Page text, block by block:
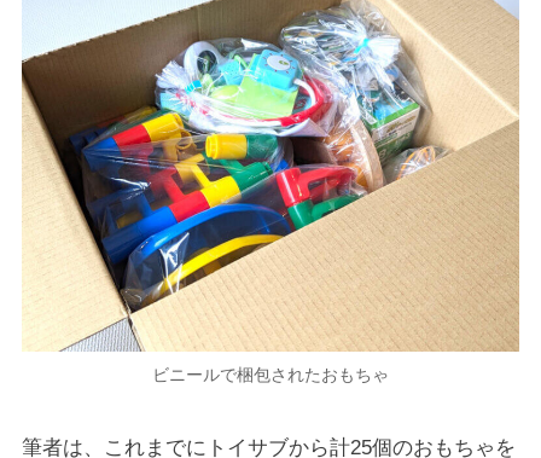
ビニールで梱包されたおもちゃ
筆者は、これまでにトイサブから計25個のおもちゃを